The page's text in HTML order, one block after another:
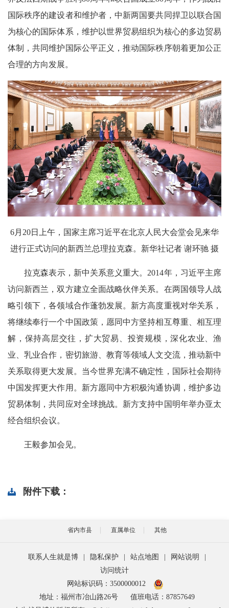
国际秩序的建设者和维护者，中新两国要共同捍卫以联合国
为核心的国际体系，维护以世界贸易组织为核心的多边贸易
体制，共同维护国际公平正义，推动国际秩序朝着更加公正
合理的方向发展。
6月20日上午，国家主席习近平在北京人民大会堂会见来华
进行正式访问的新西兰总理拉克森。新华社记者 谢环驰 摄
拉克森表示，新中关系意义重大。2014年，习近平主席
访问新西兰，双方建立全面战略伙伴关系。在两国领导人战
略引领下，各领域合作蓬勃发展。新方高度重视对华关系，
将继续奉行一个中国政策，愿同中方坚持相互尊重、相互理
解，保持高层交往，扩大贸易、投资规模，深化农业、渔
业、乳业合作，密切旅游、教育等领域人文交流，推动新中
关系取得更大发展。当今世界充满不确定性，国际社会期待
中国发挥更大作用。新方愿同中方积极沟通协调，维护多边
贸易体制，共同应对全球挑战。新方支持中国明年举办亚太
经合组织会议。
王毅参加会见。
附件下载：
省内市县 直属单位 其他
联系人生就是博 隐私保护 站点地图 网站说明
访问统计
网站标识码：3500000012
地址：福州市冶山路26号
值班电话：87857649